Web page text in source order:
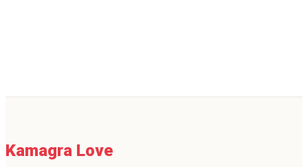
Kamagra Love